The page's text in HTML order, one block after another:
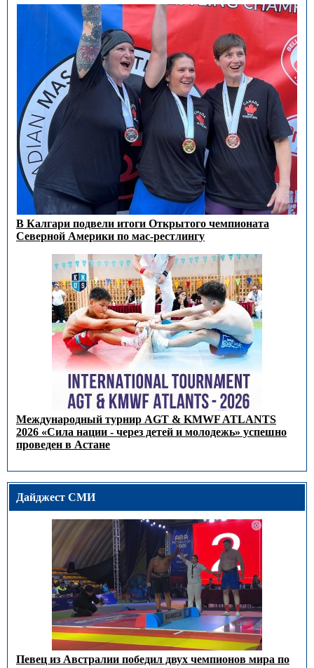
В Калгари подвели итоги Открытого чемпионата
Северной Америки по мас-рестлингу
Международный турнир AGT & KMWF ATLANTS
2026 «Сила нации - через детей и молодежь» успешно
проведен в Астане
Дайджест СМИ
Певец из Австралии победил двух чемпионов мира по